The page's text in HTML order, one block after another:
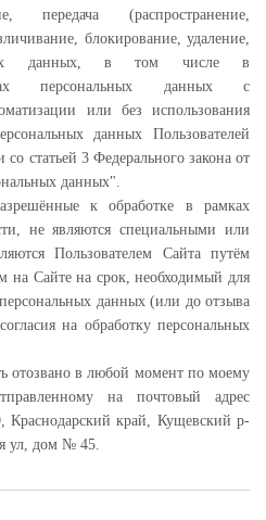
передача (распространение,
блокирование, удаление,
данных, в том числе в
персональных данных с
или без использования
данных Пользователей
со статьей 3 Федерального закона от
данных".
к обработке в рамках
не являются специальными или
Пользователем Сайта путём
на Сайте на срок, необходимый для
данных (или до отзыва
на обработку персональных
отозвано в любой момент по моему
на почтовый адрес
Краснодарский край, Кущевский р-
ул, дом № 45.